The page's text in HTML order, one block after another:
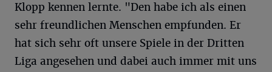
Klopp kennen lernte. "Den habe ich als einen
sehr freundlichen Menschen empfunden. Er
hat sich sehr oft unsere Spiele in der Dritten
Liga angesehen und dabei auch immer mit uns